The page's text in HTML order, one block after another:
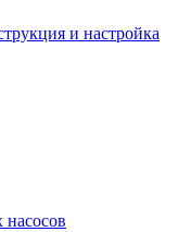
и настройка